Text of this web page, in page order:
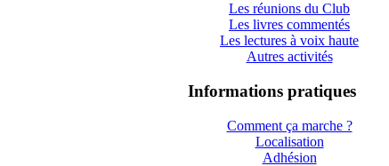
Les réunions du Club
Les livres commentés
Les lectures à voix haute
Autres activités
Informations pratiques
Comment ça marche ?
Localisation
Adhésion